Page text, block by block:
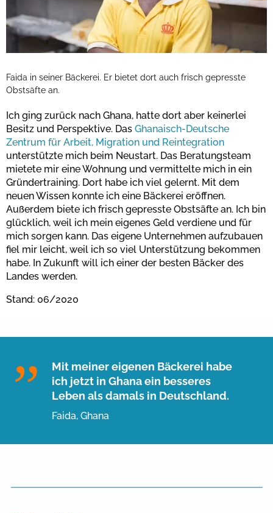
Faida in seiner Bäckerei. Er bietet dort auch frisch gepresste
Obstsäfte an.
Ich ging zurück nach Ghana, hatte dort aber keinerlei
Besitz und Perspektive. Das Ghanaisch-Deutsche
Zentrum für Arbeit, Migration und Reintegration
unterstützte mich beim Neustart. Das Beratungsteam
mietete mir eine Wohnung und vermittelte mich in ein
Gründertraining. Dort habe ich viel gelernt. Mit dem
neuen Wissen konnte ich eine Bäckerei eröffnen.
Außerdem biete ich frisch gepresste Obstsäfte an. Ich bin
glücklich, weil ich mein eigenes Geld verdiene und für
mich sorgen kann. Das eigene Unternehmen aufzubauen
fiel mir leicht, weil ich so viel Unterstützung bekommen
habe. In Zukunft will ich einer der besten Bäcker des
Landes werden.
Stand: 06/2020
Mit meiner eigenen Bäckerei habe
ich jetzt in Ghana ein besseres
Leben als damals in Deutschland.
Faida, Ghana